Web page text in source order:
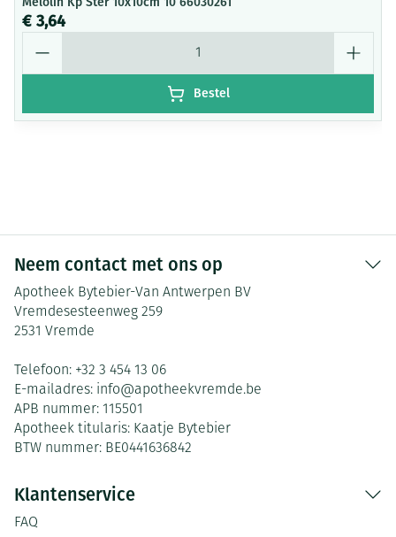
€ 3,64
Bestel
Neem contact met ons op
Apotheek Bytebier-Van Antwerpen BV
Vremdesesteenweg 259
2531 Vremde
Telefoon: +32 3 454 13 06
E-mailadres: info@apotheekvremde.be
APB nummer: 115501
Apotheek titularis: Kaatje Bytebier
BTW nummer: BE0441636842
Klantenservice
FAQ